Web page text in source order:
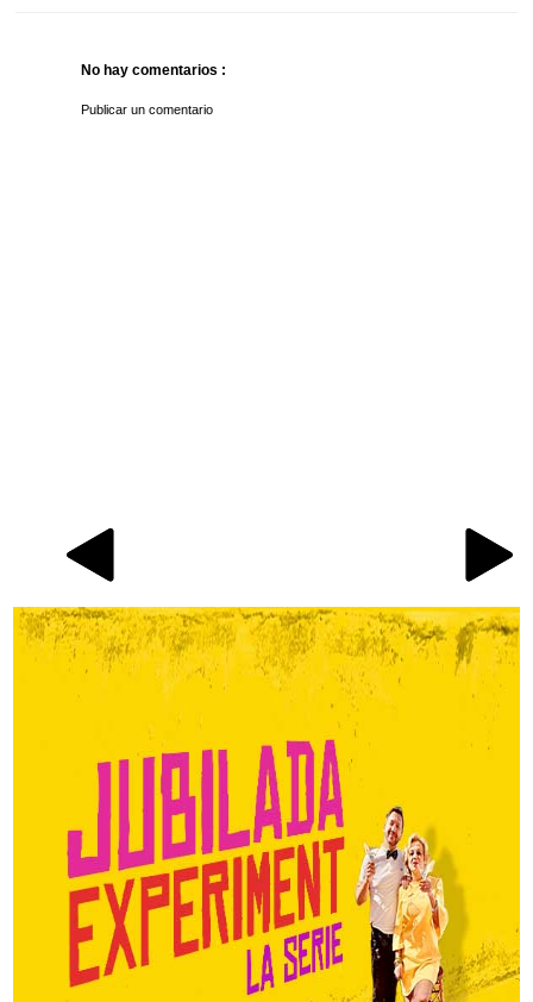
No hay comentarios :
Publicar un comentario